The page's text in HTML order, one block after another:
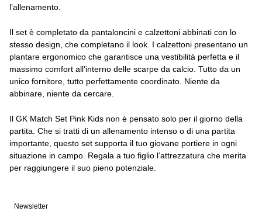
l’allenamento.
Il set è completato da pantaloncini e calzettoni abbinati con lo
stesso design, che completano il look. I calzettoni presentano un
plantare ergonomico che garantisce una vestibilità perfetta e il
massimo comfort all’interno delle scarpe da calcio. Tutto da un
unico fornitore, tutto perfettamente coordinato. Niente da
abbinare, niente da cercare.
Il GK Match Set Pink Kids non è pensato solo per il giorno della
partita. Che si tratti di un allenamento intenso o di una partita
importante, questo set supporta il tuo giovane portiere in ogni
situazione in campo. Regala a tuo figlio l’attrezzatura che merita
per raggiungere il suo pieno potenziale.
Newsletter